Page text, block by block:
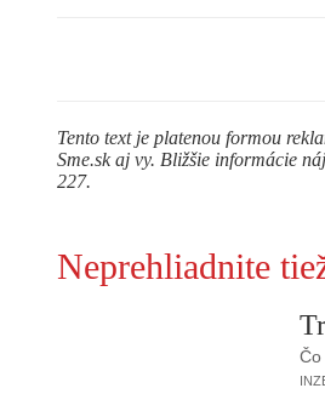
Tento text je platenou formou
Sme.sk aj vy. Bližšie informácie
227.
Neprehliadnite
Čo